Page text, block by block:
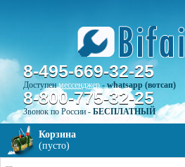
8-495-669-32-25
Доступенмессенджер-whatsapp (вотсап)
8-800-775-32-25
Звонок по России - БЕСПЛАТНЫЙ
Корзина
(пусто)